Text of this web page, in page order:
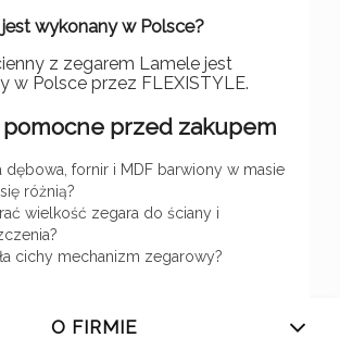
wykonany w Polsce?
z zegarem Lamele jest
w Polsce przez FLEXISTYLE.
przed zakupem
dębowa, fornir i MDF barwiony w masie
różnią?
wielkość zegara do ściany i
cichy mechanizm zegarowy?
O FIRMIE